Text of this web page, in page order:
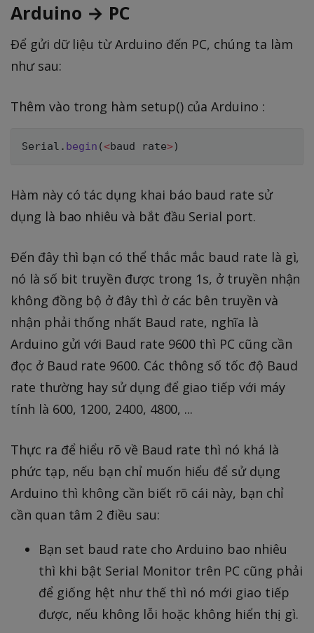
Arduino → PC
Để gửi dữ liệu từ Arduino đến PC, chúng ta làm
như sau:
Thêm vào trong hàm setup() của Arduino :
Serial . begin (<baud rate>)
Hàm này có tác dụng khai báo baud rate sử
dụng là bao nhiêu và bắt đầu Serial port.
Đến đây thì bạn có thể thắc mắc baud rate là gì,
nó là số bit truyền được trong 1s, ở truyền nhận
không đồng bộ ở đây thì ở các bên truyền và
nhận phải thống nhất Baud rate, nghĩa là
Arduino gửi với Baud rate 9600 thì PC cũng cần
đọc ở Baud rate 9600. Các thông số tốc độ Baud
rate thường hay sử dụng để giao tiếp với máy
tính là 600, 1200, 2400, 4800, ...
Thực ra để hiểu rõ về Baud rate thì nó khá là
phức tạp, nếu bạn chỉ muốn hiểu để sử dụng
Arduino thì không cần biết rõ cái này, bạn chỉ
cần quan tâm 2 điều sau:
Bạn set baud rate cho Arduino bao nhiêu
thì khi bật Serial Monitor trên PC cũng phải
để giống hệt như thế thì nó mới giao tiếp
được, nếu không lỗi hoặc không hiển thị gì.